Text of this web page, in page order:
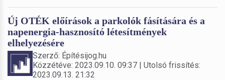
Új OTÉK előírások a parkolók fásítására és a
napenergia-hasznosító létesítmények
elhelyezésére
Szerző: Építésijog.hu
Közzétéve: 2023.09.10. 09:37 | Utolsó frissítés:
2023.09.13. 21:32